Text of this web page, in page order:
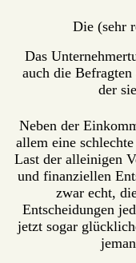
Die (sehr
Das
auch die
der
Neben der
allem eine
Last der alleinigen
und finanziellen
zwar echt,
Entscheidungen
jetzt sogar